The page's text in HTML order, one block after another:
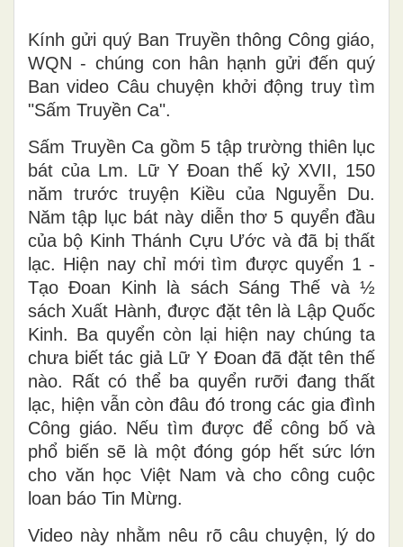
Kính gửi quý Ban Truyền thông Công giáo,
WQN - chúng con hân hạnh gửi đến quý
Ban video Câu chuyện khởi động truy tìm
"Sấm Truyền Ca".
Sấm Truyền Ca gồm 5 tập trường thiên lục
bát của Lm. Lữ Y Đoan thế kỷ XVII, 150
năm trước truyện Kiều của Nguyễn Du.
Năm tập lục bát này diễn thơ 5 quyển đầu
của bộ Kinh Thánh Cựu Ước và đã bị thất
lạc. Hiện nay chỉ mới tìm được quyển 1 -
Tạo Đoan Kinh là sách Sáng Thế và ½
sách Xuất Hành, được đặt tên là Lập Quốc
Kinh. Ba quyển còn lại hiện nay chúng ta
chưa biết tác giả Lữ Y Đoan đã đặt tên thế
nào. Rất có thể ba quyển rưỡi đang thất
lạc, hiện vẫn còn đâu đó trong các gia đình
Công giáo. Nếu tìm được để công bố và
phổ biến sẽ là một đóng góp hết sức lớn
cho văn học Việt Nam và cho công cuộc
loan báo Tin Mừng.
Video này nhằm nêu rõ câu chuyện, lý do